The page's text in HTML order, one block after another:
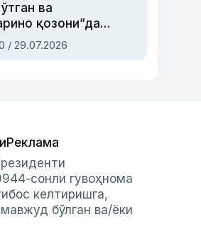
ва
қозони”дан
қаҳрамон —
армияси бош
/ 29.07.2026
Реклама
сонли гувоҳнома
келтиришга,
бўлган ва/ёки